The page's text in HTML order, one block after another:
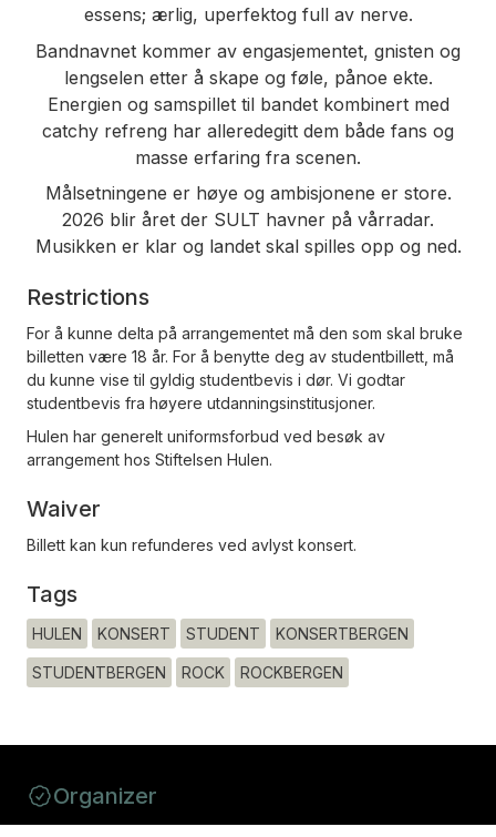
essens; ærlig, uperfektog full av nerve.
Bandnavnet kommer av engasjementet, gnisten og
lengselen etter å skape og føle, pånoe ekte.
Energien og samspillet til bandet kombinert med
catchy refreng har alleredegitt dem både fans og
masse erfaring fra scenen.
Målsetningene er høye og ambisjonene er store.
2026 blir året der SULT havner på vårradar.
Musikken er klar og landet skal spilles opp og ned.
Restrictions
For å kunne delta på arrangementet må den som skal bruke
billetten være 18 år. For å benytte deg av studentbillett, må
du kunne vise til gyldig studentbevis i dør. Vi godtar
studentbevis fra høyere utdanningsinstitusjoner.
Hulen har generelt uniformsforbud ved besøk av
arrangement hos Stiftelsen Hulen.
Waiver
Billett kan kun refunderes ved avlyst konsert.
Tags
HULEN KONSERT STUDENT KONSERTBERGEN
STUDENTBERGEN ROCK ROCKBERGEN
Organizer